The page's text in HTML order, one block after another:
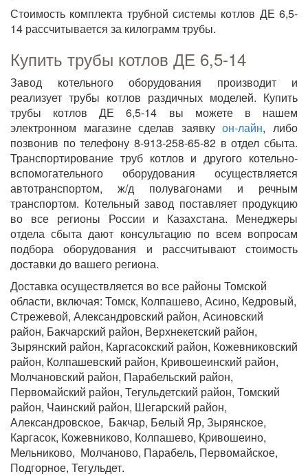
Стоимость комплекта трубной системы котлов ДЕ 6,5-
14 рассчитывается за килограмм трубы.
Купить трубы котлов ДЕ 6,5-14
Завод котельного оборудования производит и
реализует трубы котлов раздичных моделей. Купить
трубы котлов ДЕ 6,5-14 вы можете в нашем
электронном магазине сделав заявкуон-лайн, либо
позвонив по телефону 8-913-258-65-82 в отдел сбыта.
Транспортирование труб котлов и другого котельно-
вспомогательного оборудования осуществляется
автотранспортом, ж/д полувагонами и речным
транспортом. Котельный завод поставляет продукцию
во все регионы России и Казахстана. Менеджеры
отдела сбыта дают консультацию по всем вопросам
подбора оборудования и рассчитывают стоимость
доставки до вашего региона.
Доставка осуществляется во все районы Томской
области, включая: Томск, Колпашево, Асино, Кедровый,
Стрежевой, Александровский район, Асиновский
район, Бакчарский район, Верхнекетский район,
Зырянский район, Каргасокский район, Кожевниковский
район, Колпашевский район, Кривошеинский район,
Молчановский район, Парабельский район,
Первомайский район, Тегульдетский район, Томский
район, Чаинский район, Шегарский район,
Александровское, Бакчар, Белый Яр, Зырянское,
Каргасок, Кожевниково, Колпашево, Кривошеино,
Мельниково, Молчаново, Парабель, Первомайское,
Подгорное, Тегульдет.